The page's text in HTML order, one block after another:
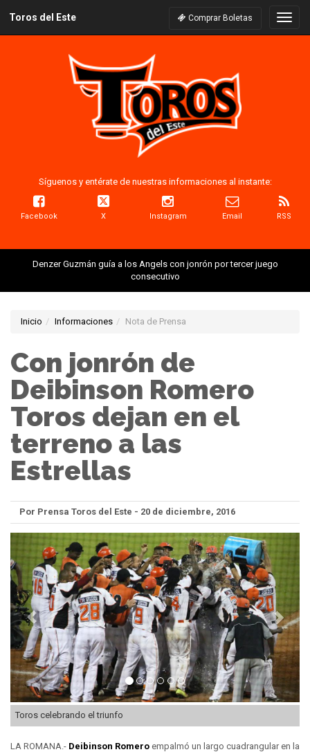
Toros del Este Comprar Boletas
Síguenos y entérate de nuestras informaciones al instante:
Facebook X Instagram Email RSS
Denzer Guzmán guía a los Angels con jonrón por tercer juego
consecutivo
Inicio Informaciones Nota de Prensa
Con jonrón de
Deibinson Romero
Toros dejan en el
terreno a las
Estrellas
Por Prensa Toros del Este - 20 de diciembre, 2016
Anterior
Toros celebrando el triunfo
LA ROMANA.- Deibinson Romero empalmó un largo cuadrangular en la